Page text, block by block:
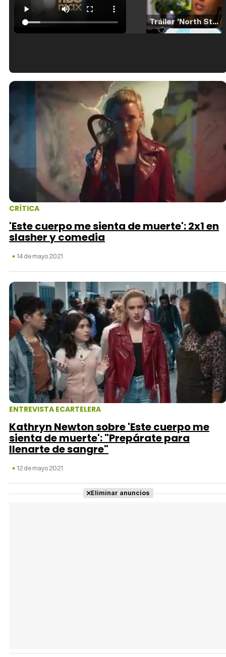
Tráiler 'North Star' (2023)
Tráiler en español de 'La isla olvidada'
Tráiler Oficial en VOSE 'The Audacity'
CRÍTICA
'Este cuerpo me sienta de muerte': 2x1 en
slasher y comedia
14 de mayo 2021
ENTREVISTA ECARTELERA
Kathryn Newton sobre 'Este cuerpo me
sienta de muerte': "Prepárate para
llenarte de sangre"
12 de mayo 2021
Eliminar anuncios